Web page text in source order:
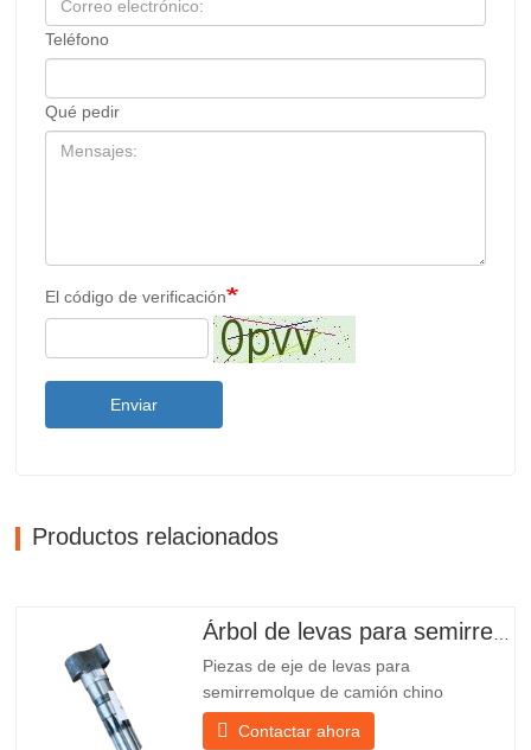
Teléfono
Qué pedir
El código de verificación
Enviar
Productos relacionados
Piezas de eje de levas para
semirremolque de camión chino
PO218971, muy vendidas Presupuesto
Producto Repuestos para remolques
Contactar ahora